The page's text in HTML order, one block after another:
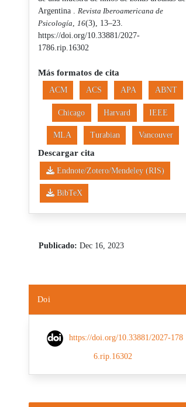
Argentina . Revista Iberoamericana de
Psicología
16(3), 13–23.
https://doi.org/10.33881/2027-
1786.rip.16302
Más formatos de cita
ACM ACS APA ABNT
Chicago Harvard IEEE
MLA Turabian Vancouver
Descargar cita
Endnote/Zotero/Mendeley (RIS)
BibTeX
Publicado: Dec 16, 2023
Doi
https://doi.org/10.33881/2027-178
6.rip.16302